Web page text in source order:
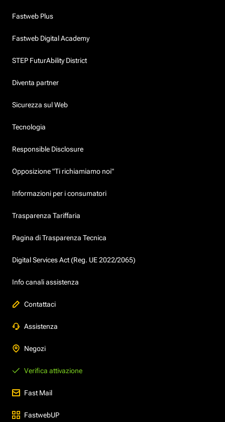
Fastweb Plus
Fastweb Digital Academy
STEP FuturAbility District
Diventa partner
Sicurezza sul Web
Tecnologia
Responsible Disclosure
Opposizione "Ti richiamiamo noi"
Informazioni per i consumatori
Trasparenza Tariffaria
Pagina di Trasparenza Tecnica
Digital Services Act (Reg. UE 2022/2065)
Info canali assistenza
Contattaci
Assistenza
Negozi
Verifica attivazione
Fast Mail
FastwebUP